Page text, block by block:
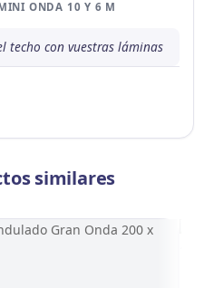
ONDA 10 Y 6 M
techo con vuestras láminas
similares